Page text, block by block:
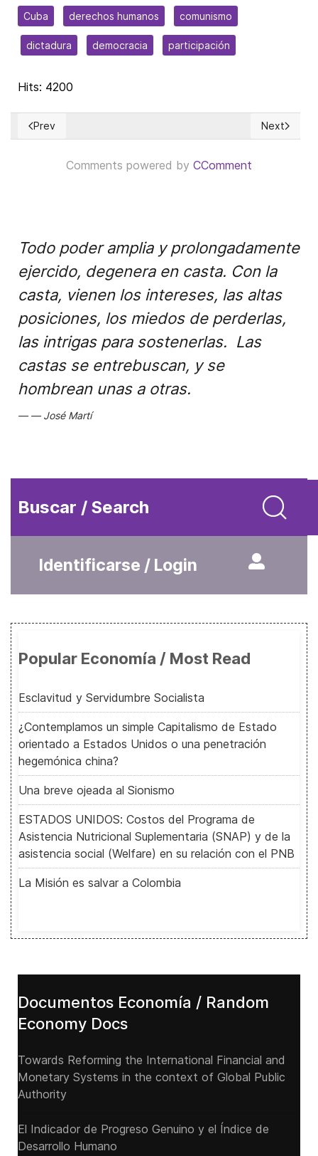
Cuba derechos humanos comunismo
dictadura democracia participación
Hits: 4200
Previous article: Judaism’s Saddest Day
Prev Next
Next
Comments powered by CComment
Todo poder amplia y prolongadamente
ejercido, degenera en casta. Con la
casta, vienen los intereses, las altas
posiciones, los miedos de perderlas,
las intrigas para sostenerlas. Las
castas se entrebuscan, y se
hombrean unas a otras.
José Martí
Buscar / Search
Identificarse / Login
Popular Economía / Most Read
Esclavitud y Servidumbre Socialista
¿Contemplamos un simple Capitalismo de Estado
orientado a Estados Unidos o una penetración
hegemónica china?
Una breve ojeada al Sionismo
ESTADOS UNIDOS: Costos del Programa de
Asistencia Nutricional Suplementaria (SNAP) y de la
asistencia social (Welfare) en su relación con el PNB
La Misión es salvar a Colombia
Documentos Economía / Random
Economy Docs
Towards Reforming the International Financial and
Monetary Systems in the context of Global Public
Authority
El Indicador de Progreso Genuino y el Índice de
Desarrollo Humano